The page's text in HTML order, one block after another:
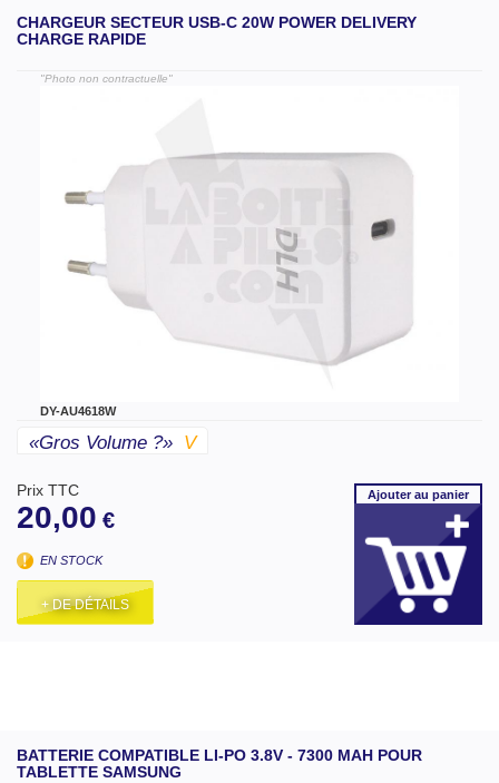
CHARGEUR SECTEUR USB-C 20W POWER DELIVERY
CHARGE RAPIDE
"Photo non contractuelle"
DY-AU4618W
«gros Volume ?» V
Prix TTC
20,00 €
EN STOCK
+ DE DÉTAILS
Ajouterau panier
BATTERIE COMPATIBLE LI-PO 3.8V - 7300 MAH POUR
TABLETTE SAMSUNG